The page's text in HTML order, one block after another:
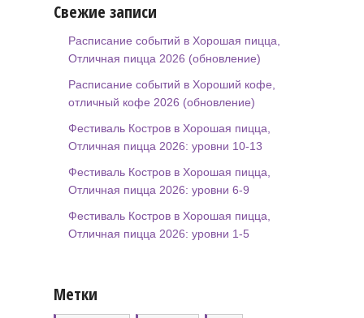
Свежие записи
Расписание событий в Хорошая пицца,
Отличная пицца 2026 (обновление)
Расписание событий в Хороший кофе,
отличный кофе 2026 (обновление)
Фестиваль Костров в Хорошая пицца,
Отличная пицца 2026: уровни 10-13
Фестиваль Костров в Хорошая пицца,
Отличная пицца 2026: уровни 6-9
Фестиваль Костров в Хорошая пицца,
Отличная пицца 2026: уровни 1-5
Метки